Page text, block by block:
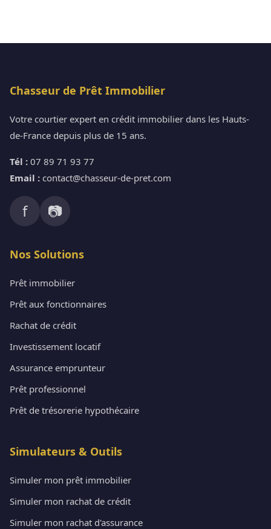
Chasseur de Prêt Immobilier
Votre courtier expert en crédit immobilier dans les Hauts-
de-France depuis plus de 15 ans.
Tél : 07 89 71 93 77
Email : contact@chasseur-de-pret.com
f 📷
Nos Solutions
Prêt immobilier
Prêt aux fonctionnaires
Rachat de crédit
Investissement locatif
Assurance emprunteur
Prêt professionnel
Prêt de trésorerie hypothécaire
Simulateurs & Outils
Simuler mon prêt immobilier
Simuler mon rachat de crédit
Simuler mon rachat d'assurance